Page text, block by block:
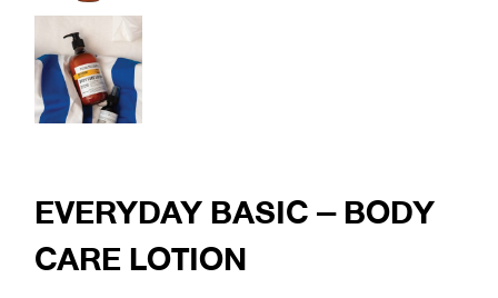
EVERYDAY BASIC – BODY
CARE LOTION